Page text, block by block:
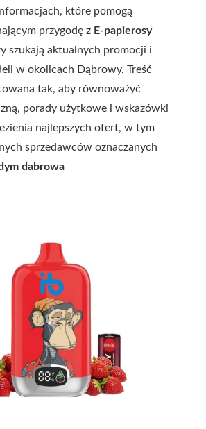
które pomogą
przygodę z E-papierosy
szukają aktualnych promocji i
w okolicach Dąbrowy. Treść
tak, aby równoważyć
porady użytkowe i wskazówki
najlepszych ofert, w tym
sprzedawców oznaczanych
dabrowa